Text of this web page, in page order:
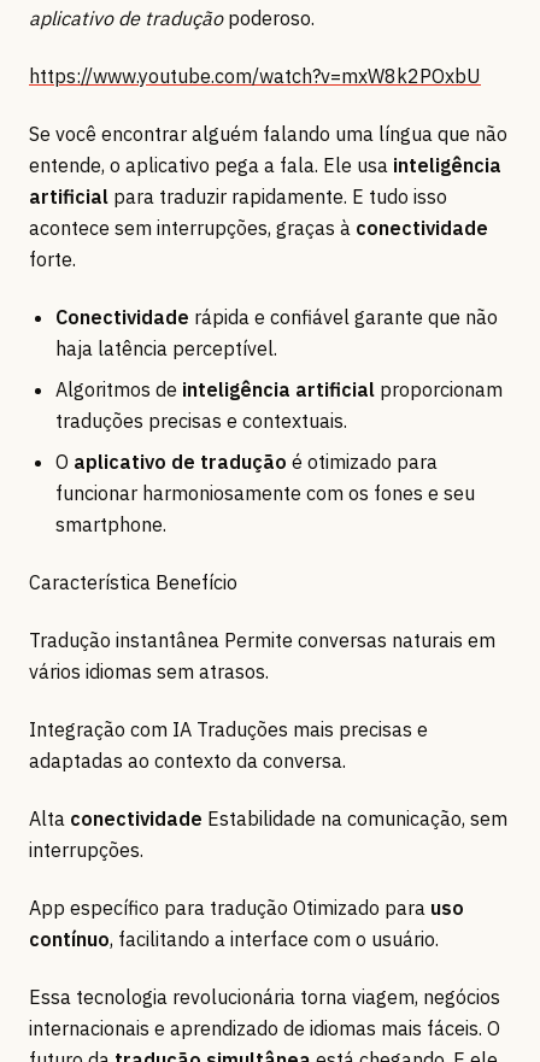
aplicativo de traduçãopoderoso.
https://www.youtube.com/watch?v=mxW8k2POxbU
Se você encontrar alguém falando uma língua que não
entende, o aplicativo pega a fala. Ele usa inteligência
artificial para traduzir rapidamente. E tudo isso
acontece sem interrupções, graças à conectividade
forte.
Conectividade rápida e confiável garante que não
haja latência perceptível.
Algoritmos de inteligência artificial proporcionam
traduções precisas e contextuais.
O aplicativo de tradução é otimizado para
funcionar harmoniosamente com os fones e seu
smartphone.
Característica Benefício
Tradução instantânea Permite conversas naturais em
vários idiomas sem atrasos.
Integração com IA Traduções mais precisas e
adaptadas ao contexto da conversa.
Alta conectividade Estabilidade na comunicação, sem
interrupções.
App específico para tradução Otimizado para uso
contínuo, facilitando a interface com o usuário.
Essa tecnologia revolucionária torna viagem, negócios
internacionais e aprendizado de idiomas mais fáceis. O